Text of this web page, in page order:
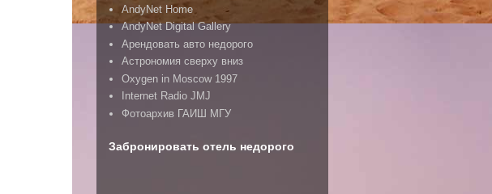
AndyNet Home
AndyNet Digital Gallery
Арендовать авто недорого
Астрономия сверху вниз
Oxygen in Moscow 1997
Internet Radio JMJ
Фотоархив ГАИШ МГУ
Забронировать отель недорого